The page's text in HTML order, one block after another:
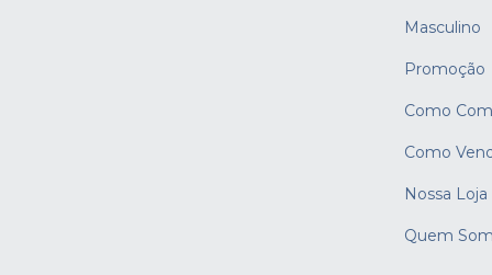
Masculino
Promoção
Como
Como
Nossa Loja
Quem